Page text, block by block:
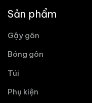
Sản phẩm
Gậy gôn
Bóng gôn
Túi
Phụ kiện